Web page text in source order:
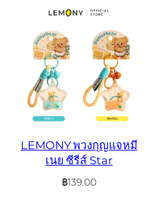
LEMONY พวงกุญแจหมี
เนย ซีรีส์ Star
฿139.00